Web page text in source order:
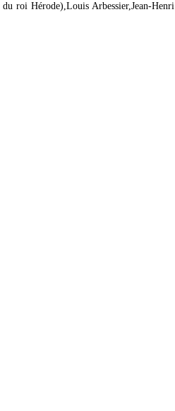
roi Hérode),Louis Arbessier,Jean-Henri